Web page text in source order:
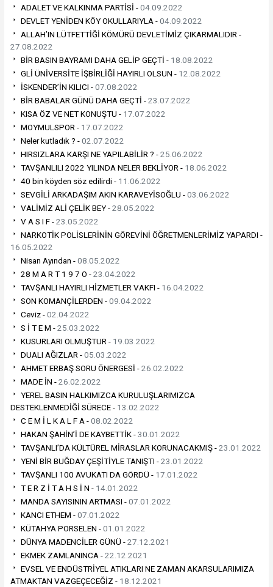
ADALET VE KALKINMA PARTİSİ -04.09.2022
DEVLET YENİDEN KÖY OKULLARIYLA -04.09.2022
ALLAH’IN LÜTFETTİĞİ KÖMÜRÜ DEVLETİMİZ ÇIKARMALIDIR -
27.08.2022
BİR BASIN BAYRAMI DAHA GELİP GEÇTİ - 18.08.2022
GLİ ÜNİVERSİTE İŞBİRLİĞİ HAYIRLI OLSUN - 12.08.2022
İSKENDER’İN KILICI -07.08.2022
BİR BABALAR GÜNÜ DAHA GEÇTİ -23.07.2022
KISA ÖZ VE NET KONUŞTU - 17.07.2022
MOYMULSPOR - 17.07.2022
Neler kutladık ? -02.07.2022
HIRSIZLARA KARŞI NE YAPILABİLİR ? -25.06.2022
TAVŞANLILI 2022 YILINDA NELER BEKLİYOR - 18.06.2022
40 bin köyden söz edilirdi - 11.06.2022
SEVGİLİ ARKADAŞIM AKIN KARAVEYİSOĞLU -03.06.2022
VALİMİZ ALİ ÇELİK BEY -28.05.2022
V A S I F -23.05.2022
NARKOTİK POLİSLERİNİN GÖREVİNİ ÖĞRETMENLERİMİZ YAPARDI -
16.05.2022
Nisan Ayından -08.05.2022
28 M A R T 1 9 7 O -23.04.2022
TAVŞANLI HAYIRLI HİZMETLER VAKFI - 16.04.2022
SON KOMANÇİLERDEN -09.04.2022
Ceviz -02.04.2022
S İ T E M -25.03.2022
KUSURLARI OLMUŞTUR - 19.03.2022
DUALI AĞIZLAR -05.03.2022
AHMET ERBAŞ SORU ÖNERGESİ -26.02.2022
MADE İN -26.02.2022
YEREL BASIN HALKIMIZCA KURULUŞLARIMIZCA
DESTEKLENMEDİĞİ SÜRECE - 13.02.2022
C E M İ L K A L F A -08.02.2022
HAKAN ŞAHİN’İ DE KAYBETTİK -30.01.2022
TAVŞANLI’DA KÜLTÜREL MİRASLAR KORUNACAKMIŞ -23.01.2022
YENİ BİR BUĞDAY ÇEŞİTİYLE TANIŞTI -23.01.2022
TAVŞANLI 100 AVUKATI DA GÖRDÜ - 17.01.2022
T E R Z İ T A H S İ N - 14.01.2022
MANDA SAYISININ ARTMASI -07.01.2022
KANCI ETHEM -07.01.2022
KÜTAHYA PORSELEN -01.01.2022
DÜNYA MADENCİLER GÜNÜ -27.12.2021
EKMEK ZAMLANINCA -22.12.2021
EVSEL VE ENDÜSTRİYEL ATIKLARI NE ZAMAN AKARSULARIMIZA
ATMAKTAN VAZGEÇECEĞİZ - 18.12.2021